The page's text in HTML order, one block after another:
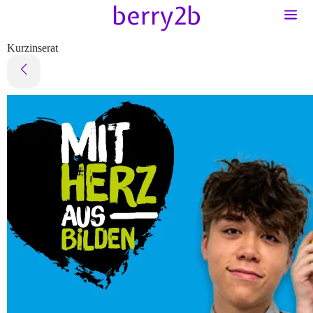
Kurzinserat